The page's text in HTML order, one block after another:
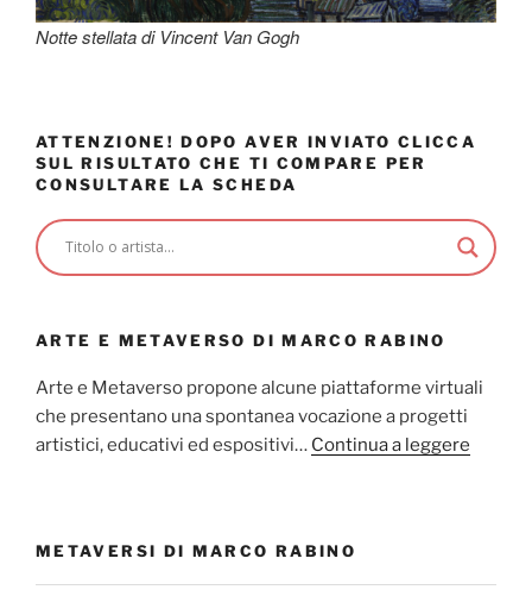
Notte stellata di Vincent Van Gogh
ATTENZIONE! DOPO AVER INVIATO CLICCA
SUL RISULTATO CHE TI COMPARE PER
CONSULTARE LA SCHEDA
ARTE E METAVERSO DI MARCO RABINO
Arte e Metaverso propone alcune piattaforme virtuali
che presentano una spontanea vocazione a progetti
artistici, educativi ed espositivi… Continua a leggere
METAVERSI DI MARCO RABINO